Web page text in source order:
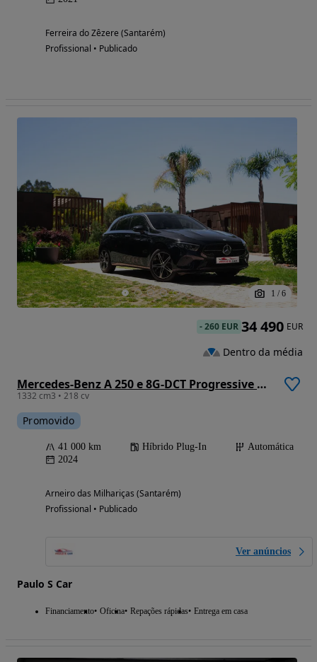
Ferreira do Zêzere (Santarém)
Profissional • Publicado
1 / 6
Mercedes-Benz A 250 e 8G-DCT Progressive Advanced
1332 cm3 • 218 cv
Promovido
41 000 km Híbrido Plug-In
Automática
2024
Arneiro das Milhariças (Santarém)
Profissional • Publicado
Ver anúncios
Paulo S Car
Financiamento Oficina Repações rápidas Entrega em casa
-260 EUR 34 490 EUR
Dentro da média